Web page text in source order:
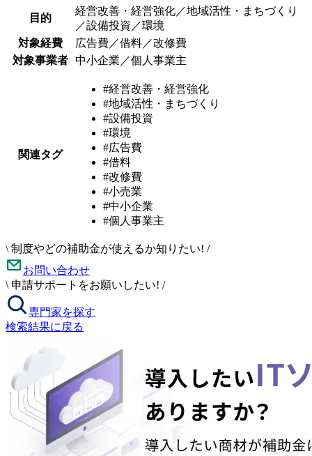
目的
経営改善・経営強化／地域活性・まちづくり
／設備投資／環境
対象経費
広告費／借料／改修費
対象事業者
中小企業／個人事業主
関連タグ
#経営改善・経営強化
#地域活性・まちづくり
#設備投資
#環境
#広告費
#借料
#改修費
#小売業
#中小企業
#個人事業主
\ 制度やどの補助金が使えるか知りたい! /
お問い合わせ
\ 申請サポートをお願いしたい! /
専門家を探す
検索結果に戻る